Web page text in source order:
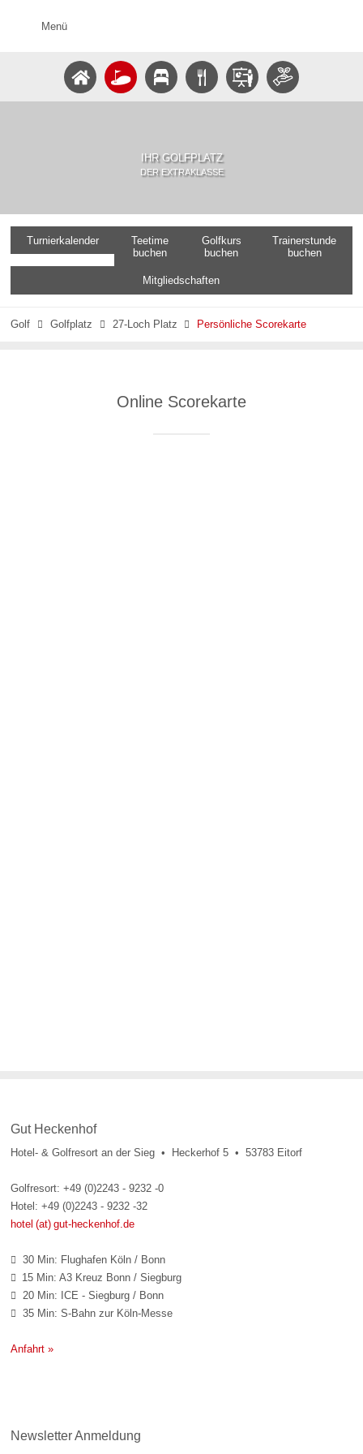
Menü
IHR GOLFPLATZ
DER EXTRAKLASSE
Turnierkalender
Teetime
buchen
Golfkurs
buchen
Trainerstunde
buchen
Mitgliedschaften
Golf  Golfplatz  27-Loch Platz  Persönliche Scorekarte
Online Scorekarte
Gut Heckenhof
Hotel- & Golfresort an der Sieg • Heckerhof 5 • 53783 Eitorf
Golfresort: +49 (0)2243 - 9232 -0
Hotel: +49 (0)2243 - 9232 -32
hotel (at) gut-heckenhof.de
 30 Min: Flughafen Köln / Bonn
 15 Min: A3 Kreuz Bonn / Siegburg
 20 Min: ICE - Siegburg / Bonn
 35 Min: S-Bahn zur Köln-Messe
Anfahrt »
Newsletter Anmeldung